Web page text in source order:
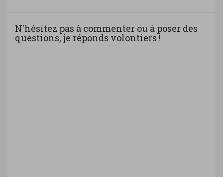
N'hésitez pas à commenter ou à poser des
questions, je réponds volontiers !